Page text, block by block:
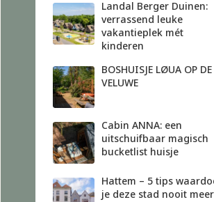
Landal Berger Duinen:
verrassend leuke
vakantieplek mét
kinderen
BOSHUISJE LØUA OP DE
VELUWE
Cabin ANNA: een
uitschuifbaar magisch
bucketlist huisje
Hattem – 5 tips
je deze stad nooit meer